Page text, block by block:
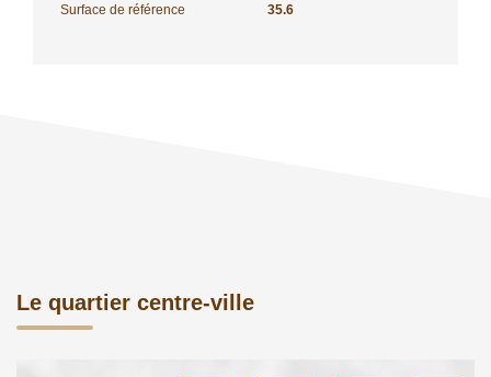
Surface de référence 35.6
Le quartier centre-ville